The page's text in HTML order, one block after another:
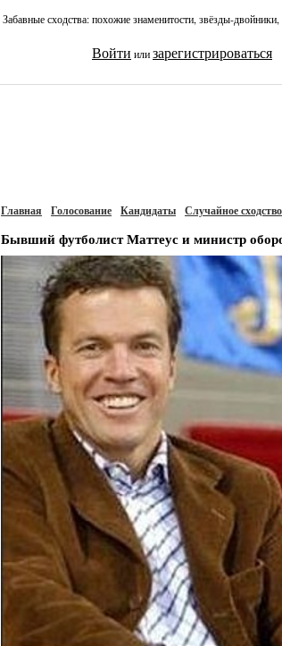
Забавные сходства: похожие знаменитости, звёзды-
Войти или зарегистрироваться
Главная Голосование Кандидаты Случайное сходство
Бывший футболист Маттеус и министр